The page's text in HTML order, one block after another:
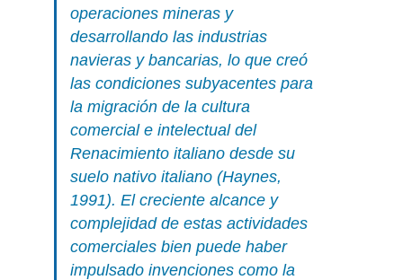
operaciones mineras y
desarrollando las industrias
navieras y bancarias, lo que creó
las condiciones subyacentes para
la migración de la cultura
comercial e intelectual del
Renacimiento italiano desde su
suelo nativo italiano (Haynes,
1991). El creciente alcance y
complejidad de estas actividades
comerciales bien puede haber
impulsado invenciones como la